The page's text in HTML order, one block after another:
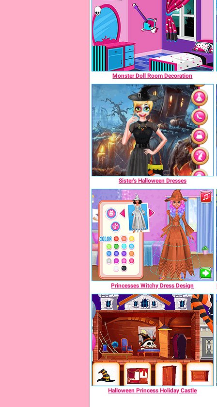
Monster Doll Room Decoration
Sister's Halloween Dresses
Princesses Witchy Dress Design
Halloween Princess Holiday Castle